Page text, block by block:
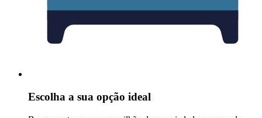
Escolha a sua opção ideal